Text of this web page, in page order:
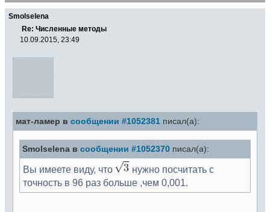
Smolselena
Re: Численные методы
10.09.2015, 23:49
мат-ламер в сообщении #1052381 писал(а):
Smolselena в сообщении #1052370 писал(а):
Вы имеете виду, что
нужно посчитать с
точность в 96 раз больше ,чем 0,001.